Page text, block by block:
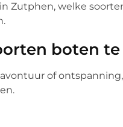
Zutphen, welke
boten
of